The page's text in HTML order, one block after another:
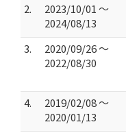
2.
2023/10/01 ～
2024/08/13
3.
2020/09/26 ～
2022/08/30
4.
2019/02/08 ～
2020/01/13